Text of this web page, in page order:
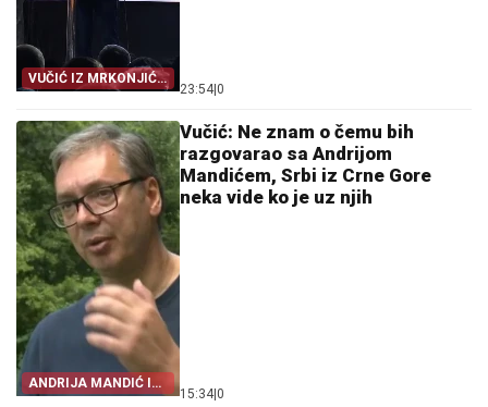
VUČIĆ IZ MRKONJIĆ
GRADA
23:54 0
ANDRIJA MANDIĆ I
VLAST U PODGORICI
Vučić: Ne znam o čemu bih
razgovarao sa Andrijom
Mandićem, Srbi iz Crne Gore
neka vide ko je uz njih
15:34 0